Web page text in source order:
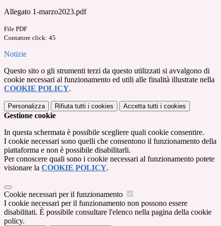
Allegato 1-marzo2023.pdf
File PDF
Contatore click: 45
Notizie
Questo sito o gli strumenti terzi da questo utilizzati si avvalgono di
cookie necessari al funzionamento ed utili alle finalità illustrate nella
COOKIE POLICY.
Personalizza Rifiuta tutti i cookies Accetta tutti i cookies
Gestione cookie
In questa schermata è possibile scegliere quali cookie consentire.
I cookie necessari sono quelli che consentono il funzionamento della
piattaforma e non è possibile disabilitarli.
Per conoscere quali sono i cookie necessari al funzionamento potete
visionare la COOKIE POLICY.
Cookie necessari per il funzionamento
I cookie necessari per il funzionamento non possono essere
disabilitati. È possibile consultare l'elenco nella pagina della cookie
policy.